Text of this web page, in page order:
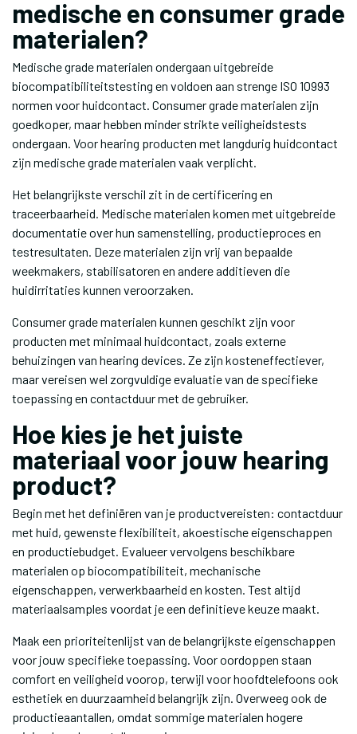
medische en consumer grade
materialen?
Medische grade materialen ondergaan uitgebreide
biocompatibiliteitstesting en voldoen aan strenge ISO 10993
normen voor huidcontact. Consumer grade materialen zijn
goedkoper, maar hebben minder strikte veiligheidstests
ondergaan. Voor hearing producten met langdurig huidcontact
zijn medische grade materialen vaak verplicht.
Het belangrijkste verschil zit in de certificering en
traceerbaarheid. Medische materialen komen met uitgebreide
documentatie over hun samenstelling, productieproces en
testresultaten. Deze materialen zijn vrij van bepaalde
weekmakers, stabilisatoren en andere additieven die
huidirritaties kunnen veroorzaken.
Consumer grade materialen kunnen geschikt zijn voor
producten met minimaal huidcontact, zoals externe
behuizingen van hearing devices. Ze zijn kosteneffectiever,
maar vereisen wel zorgvuldige evaluatie van de specifieke
toepassing en contactduur met de gebruiker.
Hoe kies je het juiste
materiaal voor jouw hearing
product?
Begin met het definiëren van je productvereisten: contactduur
met huid, gewenste flexibiliteit, akoestische eigenschappen
en productiebudget. Evalueer vervolgens beschikbare
materialen op biocompatibiliteit, mechanische
eigenschappen, verwerkbaarheid en kosten. Test altijd
materiaalsamples voordat je een definitieve keuze maakt.
Maak een prioriteitenlijst van de belangrijkste eigenschappen
voor jouw specifieke toepassing. Voor oordoppen staan
comfort en veiligheid voorop, terwijl voor hoofdtelefoons ook
esthetiek en duurzaamheid belangrijk zijn. Overweeg ook de
productieaantallen, omdat sommige materialen hogere